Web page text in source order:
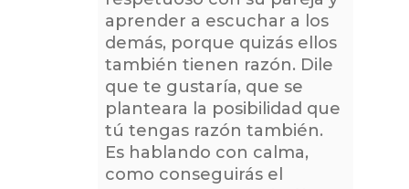
aprender a escuchar a los
demás, porque quizás ellos
también tienen razón. Dile
que te gustaría, que se
planteara la posibilidad que
tú tengas razón también.
Es hablando con calma,
como conseguirás el